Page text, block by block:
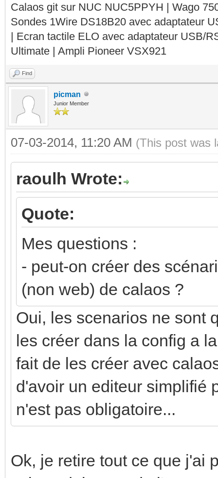
Calaos git sur NUC NUC5PPYH | Wago
Sondes 1Wire DS18B20 avec adaptateur
| Ecran tactile ELO avec adaptateur USB/
Ultimate | Ampli Pioneer VSX921
Find
picman
Junior Member
07-03-2014, 11:20 AM (This post was
raoulh Wrote:
Quote:
Mes questions :
- peut-on créer des
(non web) de calaos ?
Oui, les scenarios ne sont
les créer dans la config a
fait de les créer avec
d'avoir un editeur simplifié
n'est pas obligatoire...
Ok, je retire tout ce que j'ai